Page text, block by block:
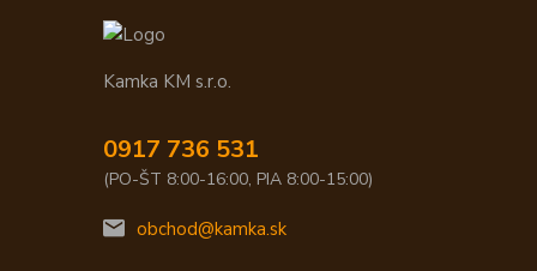
Kamka KM s.r.o.
0917 736 531
(PO-ŠT 8:00-16:00, PIA 8:00-15:00)
obchod@kamka.sk